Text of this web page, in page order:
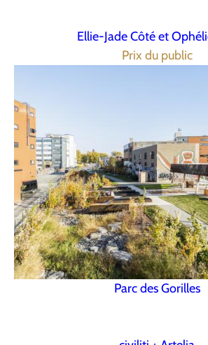
Ellie-Jade Côté et
Prix du public
Parc des Gorilles